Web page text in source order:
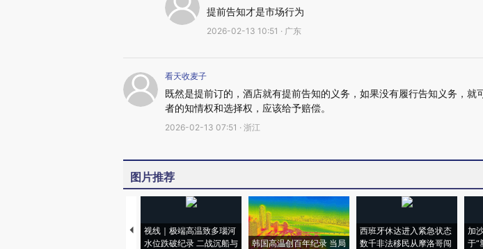
提前告知才是市场行为
2026-02-13 10:51 · 广东
看天收麦子
既然是提前订的，酒店就有提前告知的义务，如果没有履行告知义务，就
者的知情权和选择权，应该给予赔偿。
2026-02-13 07:51 · 浙江
图片推荐
视线｜极端高温致多瑙河
水位跌破纪录 二战沉船与
韩国高温创百年纪录 当局
西班牙休达进入紧急状态
数千非法移民从摩洛哥闯
加
于“